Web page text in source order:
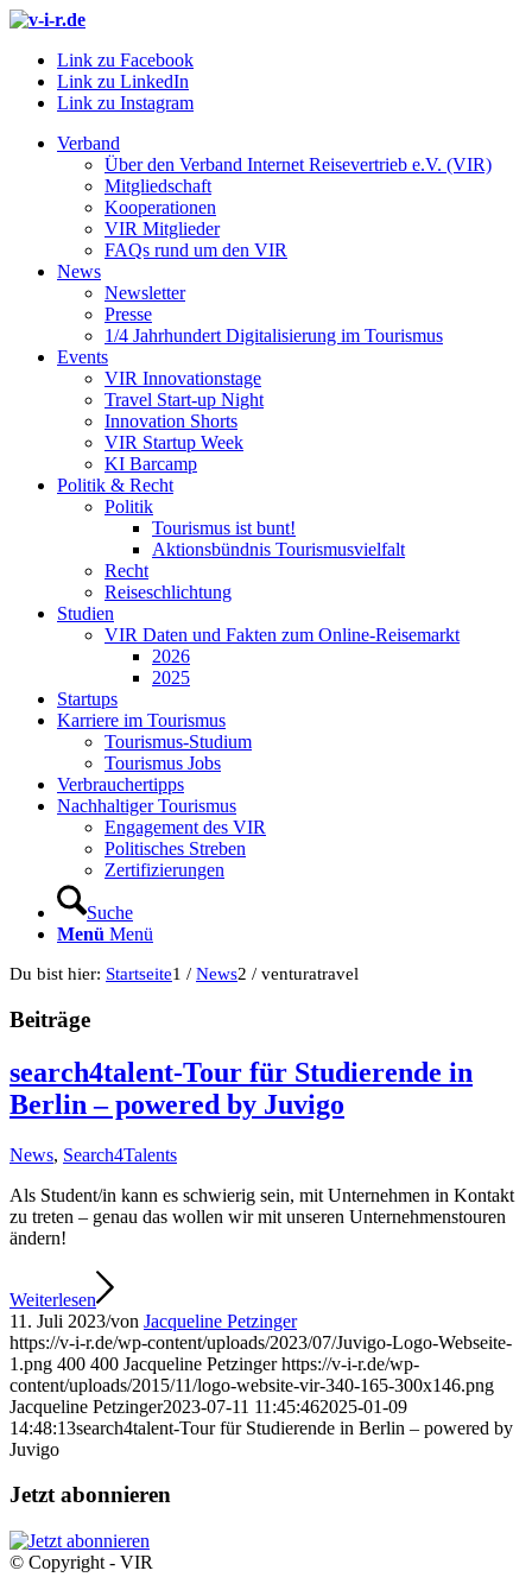
Link zu Facebook
Link zu LinkedIn
Link zu Instagram
Verband
Über den Verband Internet Reisevertrieb e.V. (VIR)
Mitgliedschaft
Kooperationen
VIR Mitglieder
FAQs rund um den VIR
News
Newsletter
Presse
1/4 Jahrhundert Digitalisierung im Tourismus
Events
VIR Innovationstage
Travel Start-up Night
Innovation Shorts
VIR Startup Week
KI Barcamp
Politik & Recht
Politik
Tourismus ist bunt!
Aktionsbündnis Tourismusvielfalt
Recht
Reiseschlichtung
Studien
VIR Daten und Fakten zum Online-Reisemarkt
2026
2025
Startups
Karriere im Tourismus
Tourismus-Studium
Tourismus Jobs
Verbrauchertipps
Nachhaltiger Tourismus
Engagement des VIR
Politisches Streben
Zertifizierungen
Suche
Menü Menü
Du bist hier: Startseite1 / News2 / venturatravel
Beiträge
search4talent-Tour für Studierende in
Berlin – powered by Juvigo
News, Search4Talents
Als Student/in kann es schwierig sein, mit Unternehmen in Kontakt
zu treten – genau das wollen wir mit unseren Unternehmenstouren
ändern!
Weiterlesen
11. Juli 2023/von Jacqueline Petzinger
https://v-i-r.de/wp-content/uploads/2023/07/Juvigo-Logo-Webseite-
1.png 400 400 Jacqueline Petzinger https://v-i-r.de/wp-
content/uploads/2015/11/logo-website-vir-340-165-300x146.png
Jacqueline Petzinger2023-07-11 11:45:462025-01-09
14:48:13search4talent-Tour für Studierende in Berlin – powered by
Juvigo
Jetzt abonnieren
© Copyright - VIR